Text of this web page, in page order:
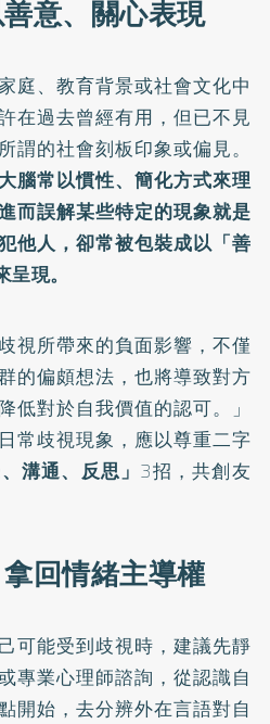
意、關心表現
庭、教育背景或社會文化中
在過去曾經有用，但已不見
謂的社會刻板印象或偏見。
腦常以慣性、簡化方式來理
而誤解某些特定的現象就是
他人，卻常被包裝成以「善
現。
視所帶來的負面影響，不僅
的偏頗想法，也將導致對方
低對於自我價值的認可。」
常歧視現象，應以尊重二字
、溝通、反思」 3招，共創友
回情緒主導權
可能受到歧視時，建議先靜
專業心理師諮詢，從認識自
開始，去分辨外在言語對自